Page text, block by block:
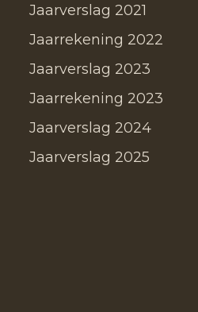
Jaarverslag 2021
Jaarrekening 2022
Jaarverslag 2023
Jaarrekening 2023
Jaarverslag 2024
Jaarverslag 2025